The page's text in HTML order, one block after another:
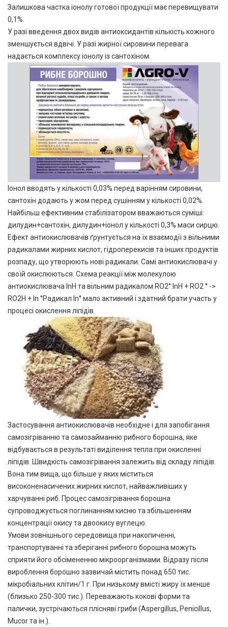
Залишкова частка іонолу готової продукції має перевищувати
0,1%.
У разі введення двох видів антиоксидантів кількість кожного
зменшується вдвічі. У разі жирної сировини перевага
надається комплексу іонолу із сантохіном.
Іонол вводять у кількості 0,03% перед варінням сировини,
сантохін додають у жом перед сушінням у кількості 0,02%.
Найбільш ефективним стабілізатором вважаються суміші:
дилудин+сантохін, дилудин+іонол у кількості 0,3% маси сирцю.
Ефект антиокислювачів ґрунтується на їх взаємодії з вільними
радикалами жирних кислот, гідроперекисів та інших продуктів
розпаду, що утворюють нові радикали. Самі антиокислювачі у
своїй окислюються. Схема реакції між молекулою
антиокислювача InH та вільним радикалом RO2°:InH + RO2 ° ->
RO2H + In °Радикал In° мало активний і здатний брати участь у
процесі окислення ліпідів.
Застосування антиокислювачів необхідне і для запобігання
самозігріванню та самозайманню рибного борошна, яке
відбувається в результаті виділення тепла при окисленні
ліпідів. Швидкість самозігрівання залежить від складу ліпідів.
Вона тим вища, що більше у яких міститься
високоненасичених жирних кислот, найважливіших у
харчуванні риб. Процес самозігрівання борошна
супроводжується поглинанням кисню та збільшенням
концентрації окису та двоокису вуглецю.
Умови зовнішнього середовища при накопиченні,
транспортуванні та зберіганні рибного борошна можуть
сприяти його обсімененню мікроорганізмами. Відразу після
вироблення борошно зазвичай містить понад 650 тис.
мікробіальних клітин/1 г. При низькому вмісті жиру їх менше
(близько 250-300 тис.). Переважають кокові форми та
палички, зустрічаються плісняві гриби (Aspergillus, Penicillus,
Mucor та ін.).